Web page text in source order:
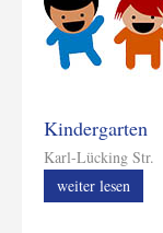
Kindergarten
Karl-Lücking Str.
weiter lesen